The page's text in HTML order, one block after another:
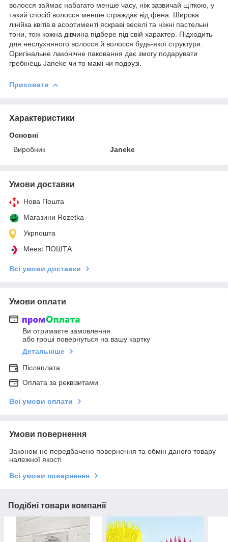
волосся займає набагато менше часу, ніж зазвичай щіткою, у
такий спосіб волосся менше страждає від фена. Широка
лінійка квітів в асортименті яскраві веселі та ніжні пастельні
тони, тож кожна дівчина підбере під свій характер. Підходить
для неслухняного волосся й волосся будь-якої структури.
Оригінальне лаконічне паковання дає змогу подарувати
гребінець Janeke чи то мамі чи подрузі.
Приховати
Характеристики
Основні
Виробник
Janeke
Умови доставки
Нова Пошта
Магазини Rozetka
Укрпошта
Meest ПОШТА
Всі умови доставки
Умови оплати
Ви отримаєте замовлення
або гроші повернуться на вашу картку
Детальніше
Післяплата
Оплата за реквізитами
Всі умови оплати
Умови повернення
Законом не передбачено повернення та обмін даного товару
належної якості
Всі умови повернення
Подібні товари компанії